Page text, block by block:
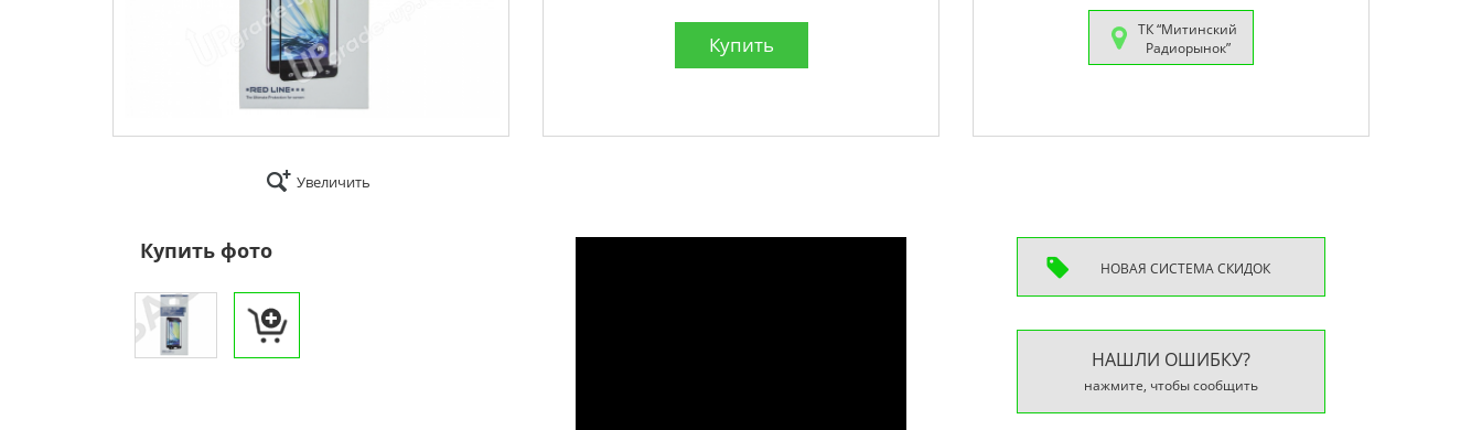
Увеличить
Купить
ТК “Митинский
Радиорынок”
Купить фото
НОВАЯ СИСТEМА СКИДОК
НАШЛИ ОШИБКУ?
нажмите, чтобы сообщить